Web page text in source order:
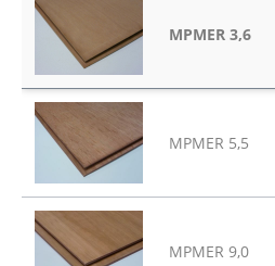
MPMER 3,6
MPMER 5,5
MPMER 9,0